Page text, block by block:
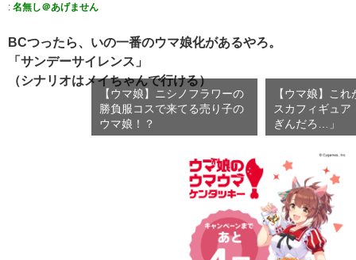
: 名無し＠あげません
BCつったら、いの一番のウマ娘化があるやろ。
「サンデーサイレンス」
（シナリオはメイちゃんで行ける）
【ウマ娘】ニシノフラワーの
勝負服コスで来てる売り子の
ウマ娘！？
【ウマ娘】こ
スカフィギュア
ぎんだろ…」